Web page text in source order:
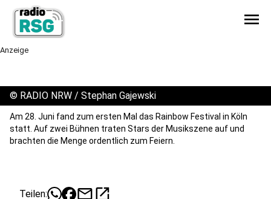
menu
Anzeige
© RADIO NRW / Stephan Gajewski
Am 28. Juni fand zum ersten Mal das Rainbow Festival in Köln
statt. Auf zwei Bühnen traten Stars der Musikszene auf und
brachten die Menge ordentlich zum Feiern.
Teilen: mailopen_in_new